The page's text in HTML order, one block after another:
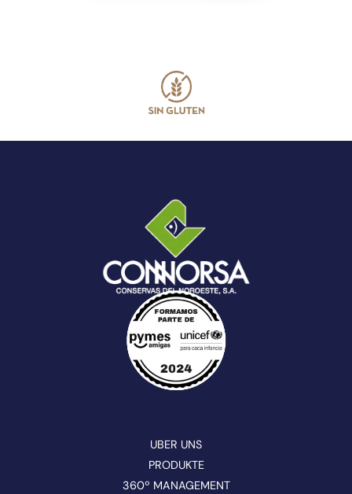
UBER UNS
PRODUKTE
360º MANAGEMENT